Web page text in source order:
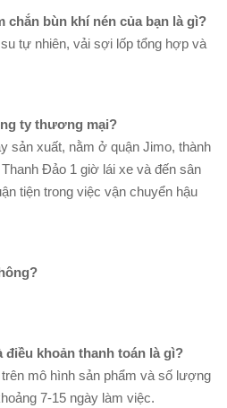
chắn bùn khí nén của bạn là gì?
tự nhiên, vải sợi lốp tổng hợp và
ty thương mại?
sản xuất, nằm ở quận Jimo, thành
Đảo 1 giờ lái xe và đến sân
tiện trong việc vận chuyển hậu
khoản thanh toán là gì?
mô hình sản phẩm và số lượng
7-15 ngày làm việc.